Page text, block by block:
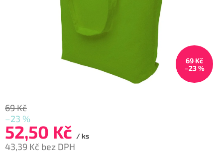
69 Kč
–23 %
69 Kč
–23 %
52,50 Kč / ks
43,39 Kč bez DPH